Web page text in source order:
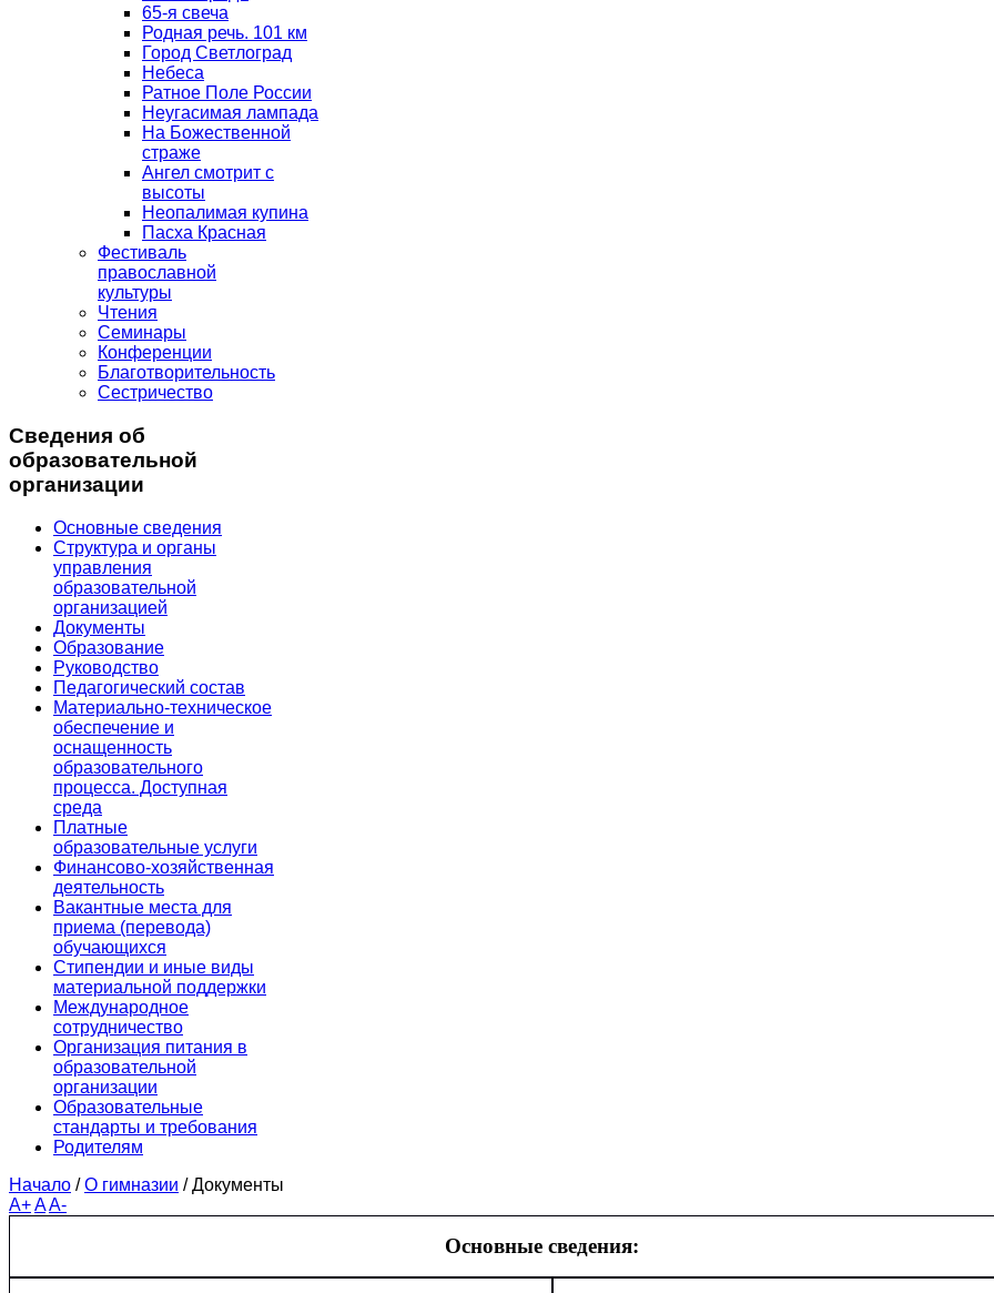
65-я свеча
Родная речь. 101 км
Город Светлоград
Небеса
Ратное Поле России
Неугасимая лампада
На Божественной
страже
Ангел смотрит с
высоты
Неопалимая купина
Пасха Красная
Фестиваль
православной
культуры
Чтения
Семинары
Конференции
Благотворительность
Сестричество
Сведения об
образовательной
организации
Основные сведения
Структура и органы
управления
образовательной
организацией
Документы
Образование
Руководство
Педагогический состав
Материально-техническое
обеспечение и
оснащенность
образовательного
процесса. Доступная
среда
Платные
образовательные услуги
Финансово-хозяйственная
деятельность
Вакантные места для
приема (перевода)
обучающихся
Стипендии и иные виды
материальной поддержки
Международное
сотрудничество
Организация питания в
образовательной
организации
Образовательные
стандарты и требования
Родителям
Начало /О гимназии /Документы
A+AA-
Основные сведения: